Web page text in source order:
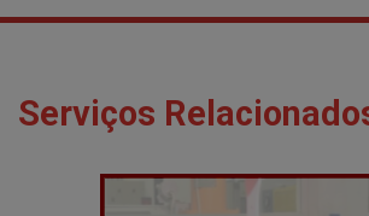
Serviços